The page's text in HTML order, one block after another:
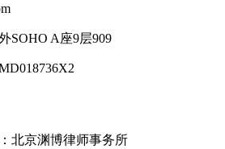
SOHO A座9层909
北京渊博律师事务所